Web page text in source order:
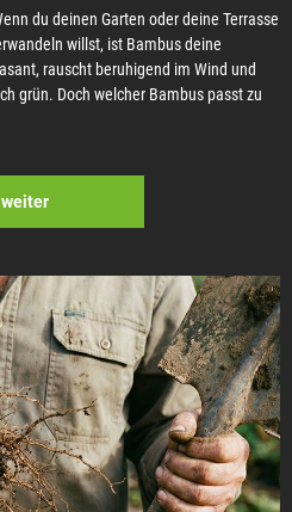
du deinen Garten oder deine Terrasse
willst, ist Bambus deine
rauscht beruhigend im Wind und
grün. Doch welcher Bambus passt zu
weiter